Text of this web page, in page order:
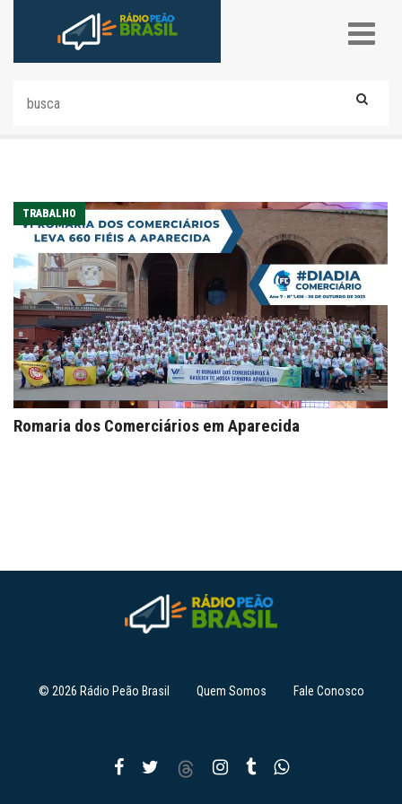
TRABALHO
Romaria dos Comerciários em Aparecida
© 2026 Rádio Peão Brasil Quem Somos Fale Conosco